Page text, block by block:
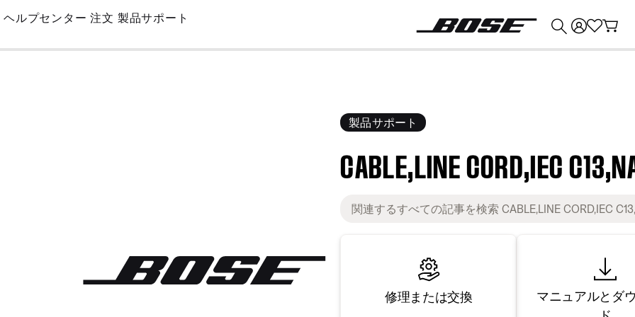
Skip
Main
ヘルプセンター 注文 製品サポート
製品サポート
CABLE,LINE CORD,IEC
修理または交換
マニュアルとダ